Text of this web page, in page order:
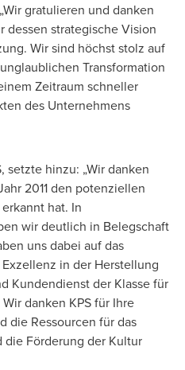
gratulieren und danken
dessen strategische Vision
Wir sind höchst stolz auf
Transformation
Zeitraum schneller
des Unternehmens
, setzte hinzu: „Wir danken
2011 den potenziellen
hat. In
wir deutlich in Belegschaft
uns dabei auf das
in der Herstellung
Kundendienst der Klasse für
danken KPS für Ihre
die Ressourcen für das
die Förderung der Kultur